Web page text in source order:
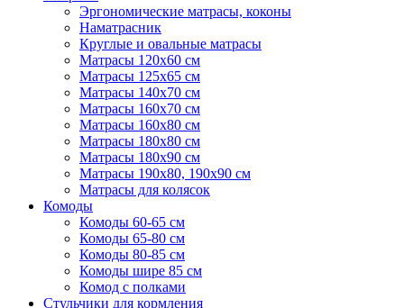
Эргономические матрасы, коконы
Наматрасник
Круглые и овальные матрасы
Матрасы 120х60 см
Матрасы 125х65 см
Матрасы 140х70 см
Матрасы 160х70 см
Матрасы 160х80 см
Матрасы 180х80 см
Матрасы 180х90 см
Матрасы 190х80, 190х90 см
Матрасы для колясок
Комоды
Комоды 60-65 см
Комоды 65-80 см
Комоды 80-85 см
Комоды шире 85 см
Комод с полками
Стульчики для кормления